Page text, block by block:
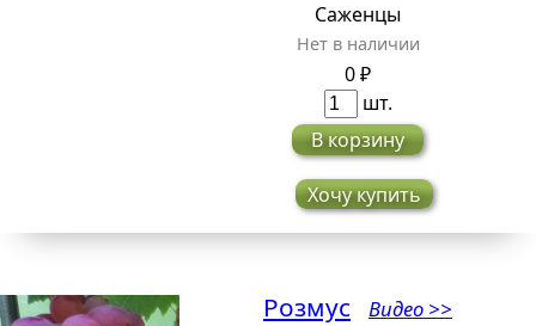
Саженцы
Нет в наличии
0 ₽
шт.
В корзину
Хочу купить
Розмус Видео >>